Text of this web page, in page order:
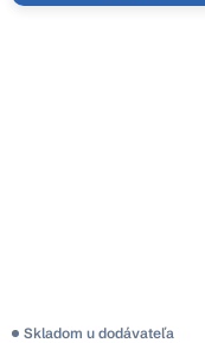
Skladom u dodávateľa